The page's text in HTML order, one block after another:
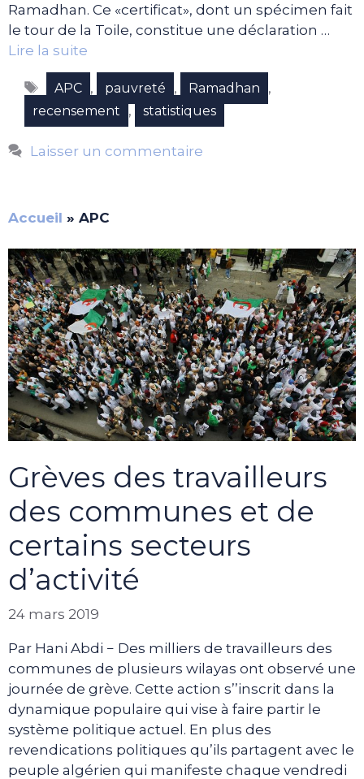
Ramadhan. Ce «certificat», dont un spécimen fait
le tour de la Toile, constitue une déclaration …
Lire la suite
Étiquettes
APC , pauvreté , Ramadhan ,
recensement , statistiques
Laisser un commentaire
Accueil » APC
Grèves des travailleurs
des communes et de
certains secteurs
d’activité
24 mars 2019
Par Hani Abdi − Des milliers de travailleurs des
communes de plusieurs wilayas ont observé une
journée de grève. Cette action s’’inscrit dans la
dynamique populaire qui vise à faire partir le
système politique actuel. En plus des
revendications politiques qu’ils partagent avec le
peuple algérien qui manifeste chaque vendredi